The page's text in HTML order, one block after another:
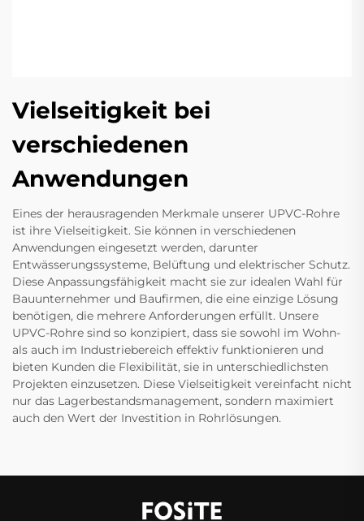
Vielseitigkeit bei
verschiedenen
Anwendungen
Eines der herausragenden Merkmale unserer UPVC-Rohre
ist ihre Vielseitigkeit. Sie können in verschiedenen
Anwendungen eingesetzt werden, darunter
Entwässerungssysteme, Belüftung und elektrischer Schutz.
Diese Anpassungsfähigkeit macht sie zur idealen Wahl für
Bauunternehmer und Baufirmen, die eine einzige Lösung
benötigen, die mehrere Anforderungen erfüllt. Unsere
UPVC-Rohre sind so konzipiert, dass sie sowohl im Wohn-
als auch im Industriebereich effektiv funktionieren und
bieten Kunden die Flexibilität, sie in unterschiedlichsten
Projekten einzusetzen. Diese Vielseitigkeit vereinfacht nicht
nur das Lagerbestandsmanagement, sondern maximiert
auch den Wert der Investition in Rohrlösungen.